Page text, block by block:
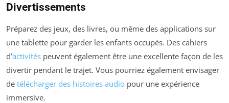
Divertissements
Préparez des jeux, des livres, ou même des applications sur
une tablette pour garder les enfants occupés. Des cahiers
d’activités peuvent également être une excellente façon de les
divertir pendant le trajet. Vous pourriez également envisager
de télécharger des histoires audio pour une expérience
immersive.